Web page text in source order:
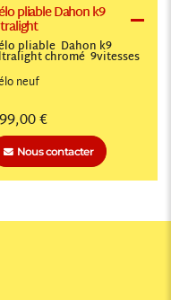
pliable Dahon k9
pliable Dahon k9
chromé 9vitesses
neuf
€
Nous contacter